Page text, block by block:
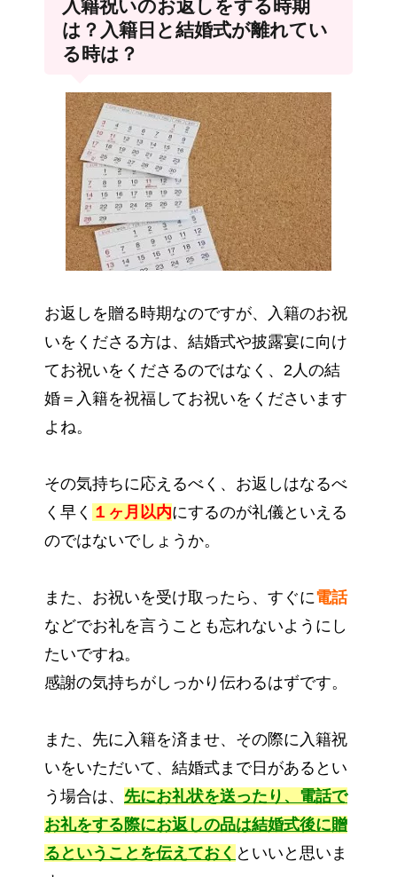
入籍祝いのお返しをする時期
は？入籍日と結婚式が離れてい
る時は？
お返しを贈る時期なのですが、入籍のお祝
いをくださる方は、結婚式や披露宴に向け
てお祝いをくださるのではなく、2人の結
婚＝入籍を祝福してお祝いをくださいます
よね。
その気持ちに応えるべく、お返しはなるべ
く早く １ヶ月以内にするのが礼儀といえる
のではないでしょうか。
また、お祝いを受け取ったら、すぐに電話
などでお礼を言うことも忘れないようにし
たいですね。
感謝の気持ちがしっかり伝わるはずです。
また、先に入籍を済ませ、その際に入籍祝
いをいただいて、結婚式まで日があるとい
う場合は、 先にお礼状を送ったり、電話で
お礼をする際にお返しの品は結婚式後に贈
るということを伝えておく といいと思いま